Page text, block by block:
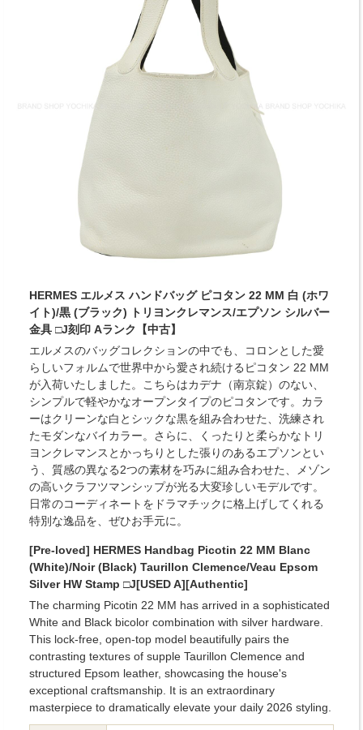
HERMES エルメス ハンドバッグ ピコタン 22 MM 白 (ホワ
イト)/黒 (ブラック) トリヨンクレマンス/エプソン シルバー
金具 □J刻印 Aランク【中古】
エルメスのバッグコレクションの中でも、コロンとした愛
らしいフォルムで世界中から愛され続けるピコタン 22 MM
が入荷いたしました。こちらはカデナ（南京錠）のない、
シンプルで軽やかなオープンタイプのピコタンです。カラ
ーはクリーンな白とシックな黒を組み合わせた、洗練され
たモダンなバイカラー。さらに、くったりと柔らかなトリ
ヨンクレマンスとかっちりとした張りのあるエプソンとい
う、質感の異なる2つの素材を巧みに組み合わせた、メゾン
の高いクラフツマンシップが光る大変珍しいモデルです。
日常のコーディネートをドラマチックに格上げしてくれる
特別な逸品を、ぜひお手元に。
[Pre-loved] HERMES Handbag Picotin 22 MM Blanc
(White)/Noir (Black) Taurillon Clemence/Veau Epsom
Silver HW Stamp □J[USED A][Authentic]
The charming Picotin 22 MM has arrived in a sophisticated
White and Black bicolor combination with silver hardware.
This lock-free, open-top model beautifully pairs the
contrasting textures of supple Taurillon Clemence and
structured Epsom leather, showcasing the house's
exceptional craftsmanship. It is an extraordinary
masterpiece to dramatically elevate your daily 2026 styling.